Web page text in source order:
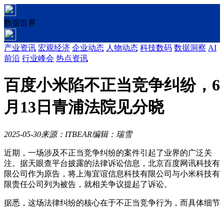
数据世界
产业资讯 宏观经济 企业动态 人物动态 科技数码 数据洞察 AI
前沿 行业峰会 热点资讯
百度小米陷不正当竞争纠纷，6
月13日青浦法院见分晓
2025-05-30来源：ITBEAR编辑：瑞雪
近期，一场涉及不正当竞争纠纷的案件引起了业界的广泛关
注。据天眼查平台披露的法律诉讼信息，北京百度网讯科技有
限公司作为原告，将上海宜谊信息科技有限公司与小米科技有
限责任公司列为被告，就相关争议提起了诉讼。
据悉，这场法律纠纷的核心在于不正当竞争行为，而具体细节